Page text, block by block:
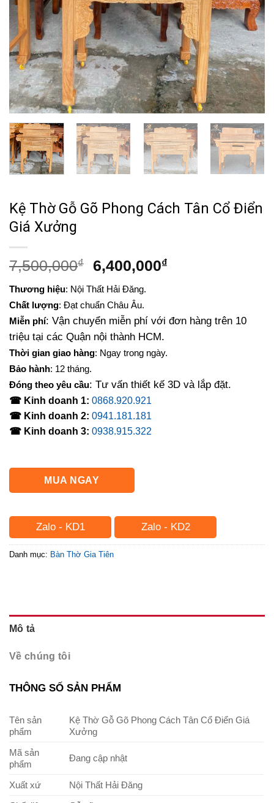
Kệ Thờ Gỗ Gõ Phong Cách Tân Cổ Điển
Giá Xưởng
7,500,000₫
Giá
là:
7,500,000₫.
6,400,000₫Giá
6,400,000₫.
Thương hiệu: Nội Thất Hải Đăng.
Chất lượng: Đạt chuẩn Châu Âu.
Miễn phí: Vận chuyển miễn phí với đơn hàng trên 10
triệu tại các Quận nội thành HCM.
Thời gian giao hàng: Ngay trong ngày.
Bảo hành: 12 tháng.
Đóng theo yêu cầu: Tư vấn thiết kế 3D và lắp đặt.
☎ Kinh doanh 1: 0868.920.921
☎ Kinh doanh 2: 0941.181.181
☎ Kinh doanh 3: 0938.915.322
MUA NGAY
Zalo - KD1 Zalo - KD2
Danh mục: Bàn Thờ Gia Tiên
Mô tả
Về chúng tôi
THÔNG SỐ SẢN PHẨM
Tên sản
phẩm
Kệ Thờ Gỗ Gõ Phong Cách Tân Cổ Điển Giá
Xưởng
Mã sản
phẩm
Đang cập nhật
Xuất xứ
Nội Thất Hải Đăng